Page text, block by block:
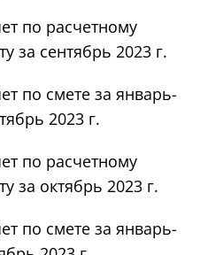
по расчетному
за сентябрь 2023 г.
по смете за январь-
2023 г.
по расчетному
за октябрь 2023 г.
по смете за январь-